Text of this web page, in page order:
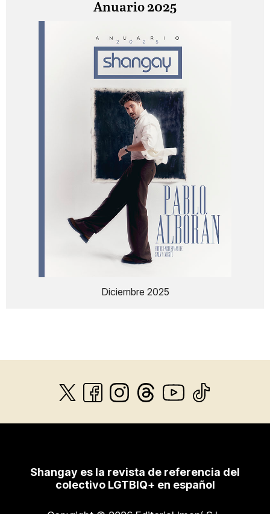
Anuario 2025
Diciembre 2025
Shangay es la revista de referencia del
colectivo LGTBIQ+ en español